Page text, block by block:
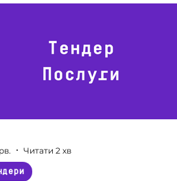
Читати 2 хв